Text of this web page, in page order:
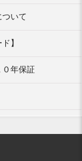
ついて
】
年保証